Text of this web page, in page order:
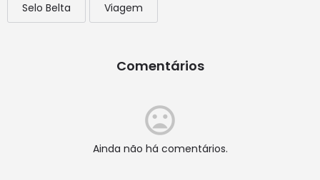
Selo Belta Viagem
Comentários
Ainda não há comentários.